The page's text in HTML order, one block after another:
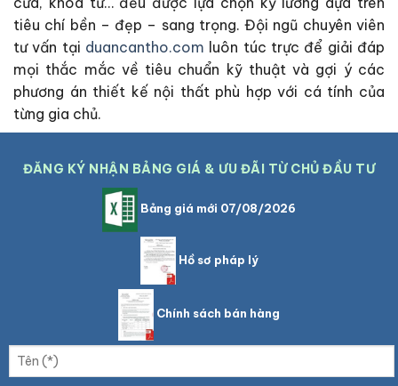
tiêu chí bền – đẹp – sang trọng. Đội ngũ chuyên viên
tư vấn tại duancantho.com luôn túc trực để giải đáp
mọi thắc mắc về tiêu chuẩn kỹ thuật và gợi ý các
phương án thiết kế nội thất phù hợp với cá tính của
từng gia chủ.
ĐĂNG KÝ NHẬN BẢNG GIÁ & ƯU ĐÃI TỪ CHỦ ĐẦU TƯ
Bảng giá mới 07/08/2026
Hồ sơ pháp lý
Chính sách bán hàng